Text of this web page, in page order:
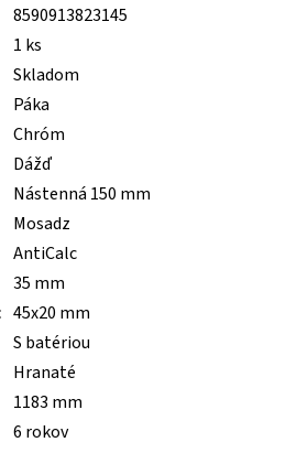
8590913823145
1 ks
Skladom
Páka
Chróm
Dážď
Nástenná 150 mm
Mosadz
AntiCalc
35 mm
: 45x20 mm
S batériou
Hranaté
1183 mm
6 rokov